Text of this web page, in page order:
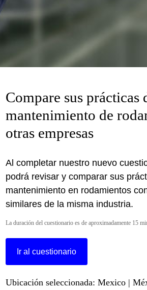
Compare sus prácticas
mantenimiento de
otras empresas
Al completar nuestro nuevo
podrá revisar y comparar sus
mantenimiento en rodamientos
similares de la misma industria.
La duración del cuestionario es de aproximadamente 15
Ir al cuestionario
Ubicación seleccionada: Mexico |